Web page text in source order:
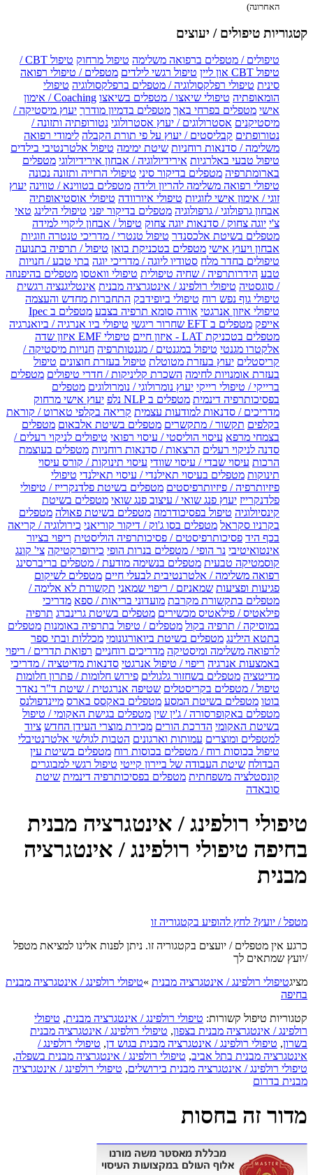
האחרונה)
קטגוריות טיפולים / יעוצים
טיפולים / מטפלים ברפואה משלימה טיפול מרחוק
טיפול CBT /
טיפול CBT און ליין
טיפול רגשי לילדים מטפלים / טיפולי רפואה
סינית טיפולי רפלקסולוגיה / מטפלים ברפלקסולוגיה טיפולי
הומאופתיה טיפולי שיאצו / מטפלים בשיאצו
Coaching / אימון
אישי מטפלים בפרחי באך מטפלים בדמיון מודרך יעוץ מיסטיקה /
מיסטיקנים אסטרולוגים / יעוץ אסטרולוגי נטורופתיה ותזונה /
נטורופתים קבליסטים / יעוץ על פי תורת הקבלה לימודי רפואה
משלימה / סדנאות רוחניות שיטת ימימה טיפול אלטרנטיבי בילדים
טיפול טבעי באלרגיות אירידיולוגיה / אבחון אירידיולוגי מטפלים
בארומתרפיה מטפלים בדיקור סיני טיפולי הרזייה ותזונה נכונה
טיפולי רפואה משלימה להריון ולידה מטפלים בטווינא / טווינה יעוץ
זוגי / אימון אישי לזוגיות טיפולי איורוודה טיפולי אוסטיאופתיה
אבחון גרפולוגי / גרפולוגיה מטפלים בדיקור יפני טיפולי הילינג טאי
צ'י יוגה צחוק / סדנאות יוגה צחוק טיפול / אבחון ליקויי למידה
מטפלים בשיטת אלכסנדר טיפול טנטרי / מדריכי טנטרה וזוגיות
אבחון ויעוץ אישי מטפלים בטכניקת בואן טיפול / תרפיה בתנועה
טיפולים בחדר מלח סטודיו ליוגה / מדריכי יוגה בתי טבע / חנויות
טבע הידרותרפיה / שחיה טיפולית טיפולי וואטסו מטפלים בהיפנוזה
/ סוגסטיה טיפולי רולפינג / אינטגרציה מבנית אינטליגנציה רגשית
טיפולי גוף נפש רוח טיפולי ביופידבק התחברות מחדש והעצמה
טיפולי איזון אנרגטי אורה סומא תרפיה בצבע
מטפלים ב Ipec
אייפק מטפלים ב EFT שחרור ריגשי
טיפולי ביו אנרגיה / ביואנרגיה
מטפלים בטכניקת LAT - איזון חיים
טיפולי EMF איזון שדה
אלקטרו מגנטי טיפול במגנטים / מגנטותרפיה חנויות מיסטיקה /
קריסטלים יעוץ בעזרת מטוטלת טיפול בעזרת חוצונים טיפול
בעזרת אומנויות לחימה השכרת קליניקות / חדרי טיפולים מטפלים
ברייקי / טיפולי רייקי יעוץ נומרולוגי / נומרולוגים מטפלים
בפסיכותרפיה דינמית מטפלים ב NLP נלפ
יעוץ אישי מרחוק
מדריכים / סדנאות למודעות עצמית קריאה בקלפי טארוט / קוראת
בקלפים תקשור / מתקשרים מטפלים בשיטת אלבאום מטפלים
בצמחי מרפא עיסוי הוליסטי / עיסוי רפואי טיפולים לניקוי רעלים /
סדנה לניקוי רעלים הרצאות / סדנאות רוחניות מטפלים בעוצמת
הרכות עיסוי שבדי / עיסוי שוודי עיסוי תינוקות / קורס עיסוי
תינוקות מטפלים בעיסוי תאילנדי / עיסוי תאילנדי טיפולי
פיזיותרפיה / פיזיותרפיסטים מטפלים בשיטת פלדנקרייז / טיפולי
פלדנקרייז יעוץ פנג שואי / עיצוב פנג שואי מטפלים בשיטת
קינסיולוגיה טיפול בפסיכודרמה מטפלים בשיטת פאולה מטפלים
בקרניו סקראל מטפלים בסו ג'וק / דיקור קוריאני כירולוגיה / קריאה
בכף היד פסיכותרפיסטים / פסיכותרפיה הוליסטית ריפוי בציור
אינטואיטיבי נר הופי / מטפלים בנרות הופי כירופרקטיקה צי' קונג
קוסמטיקה טבעית מטפלים בנשימה מודעת / מטפלים בריברסינג
רפואה משלימה / אלטרנטיבית לבעלי חיים מטפלים לשיקום
פגיעות ופציעות שמאניזם / ריפוי שמאני תקשורת לא אלימה /
מטפלים בתקשורת מקרבת מועדוני בריאות / ספא מדריכי
פילאטיס / פילאטיס מכשירים מטפלים בשיטת גרינברג תרפיה
במוסיקה / תרפיה בקול מטפלים / טיפול בתרפיה באומנות מטפלים
בתטא הילינג מטפלים בשיטת ביואורגונומי מכללות ובתי ספר
לרפואה משלימה ומיסטיקה מדריכים רוחניים רפואת תדרים / ריפוי
באמצעות אנרגיה ריפוי / טיפול אנרגטי סדנאות מדיטציה / מדריכי
מדיטציה מטפלים בשחזור גלגולים פירוש חלומות / פתרון חלומות
טיפול / מטפלים בקריסטלים שטיפה אנרגטית / שיטת ד"ר נאדר
בוטו מטפלים בשיטת המסע מטפלים באקסס בארס מיינדפולנס
מטפלים באקופרסורה / ג'ין שין מטפלים בגישת האקומי / טיפול
בשיטת האקומי הדרכת הורים מכירת מוצרי העידן החדש ציוד
למטפלים ומוצרים עמותות וארגונים הטבות לגולשי אלטרנטיבלי
טיפול בכוסות רוח / מטפלים בכוסות רוח מטפלים בשיטת עין
הבדולח שיטת העבודה של ביירון קייטי טיפול רגשי למבוגרים
קונסטלציה משפחתית מטפלים בפסיכותרפיה דינמית שיטת
סובאדה
טיפולי רולפינג / אינטגרציה מבנית
בחיפה טיפולי רולפינג / אינטגרציה
מבנית
מטפל / יועץ? לחץ להופיע בקטגוריה זו
כרגע אין מטפלים / יועצים בקטגוריה זו. ניתן לפנות אלינו למציאת מטפל
/יועץ שמתאים לך
מציגטיפולי רולפינג / אינטגרציה מבנית »טיפולי רולפינג / אינטגרציה מבנית
בחיפה
קטגוריות טיפול קשורות: טיפולי רולפינג / אינטגרציה מבנית, טיפולי
רולפינג / אינטגרציה מבנית בצפון, טיפולי רולפינג / אינטגרציה מבנית
בשרון, טיפולי רולפינג / אינטגרציה מבנית בגוש דן, טיפולי רולפינג /
אינטגרציה מבנית בתל אביב, טיפולי רולפינג / אינטגרציה מבנית בשפלה,
טיפולי רולפינג / אינטגרציה מבנית בירושלים, טיפולי רולפינג / אינטגרציה
מבנית בדרום
מדור זה בחסות